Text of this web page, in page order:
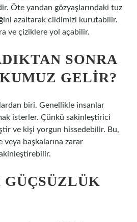
Öte yandan gözyaşlarındaki tuz
azaltarak cildimizi kurutabilir.
ve çiziklere yol açabilir.
SONRA
GELIR?
biri. Genellikle insanlar
isterler. Çünkü sakinleştirici
ve kişi yorgun hissedebilir. Bu,
başkalarına zarar